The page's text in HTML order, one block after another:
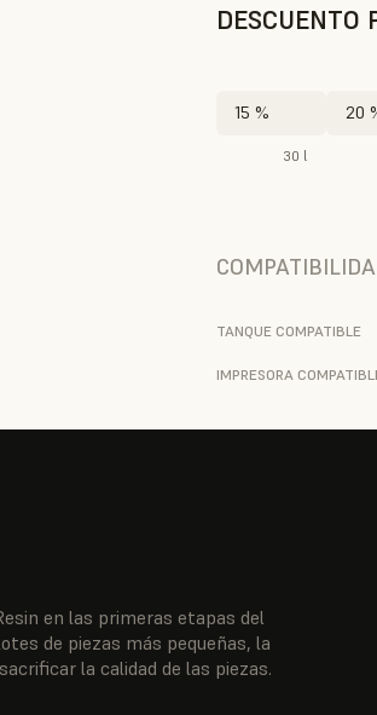
DESCUENTO
15 %
30 l
20
TANQUE COMPATIBLE
IMPRESORA
en las primeras etapas del
de piezas más pequeñas, la
la calidad de las piezas.